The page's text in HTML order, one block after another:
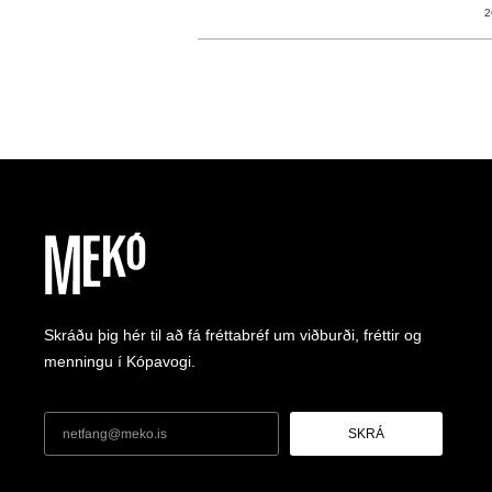
Skráðu þig hér til að fá fréttabréf um viðburði, fréttir og
menningu í Kópavogi.
SKRÁ